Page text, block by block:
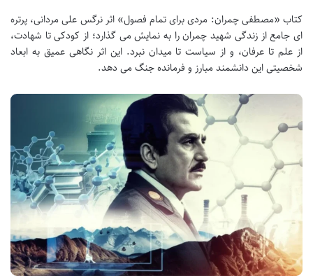
کتاب «مصطفی چمران: مردی برای تمام فصول» اثر نرگس علی مردانی، پرتره
ای جامع از زندگی شهید چمران را به نمایش می گذارد؛ از کودکی تا شهادت،
از علم تا عرفان، و از سیاست تا میدان نبرد. این اثر نگاهی عمیق به ابعاد
شخصیتی این دانشمند مبارز و فرمانده جنگ می دهد.